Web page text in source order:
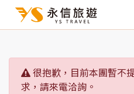
很抱歉，目前本團暫不
求，請來電洽詢。